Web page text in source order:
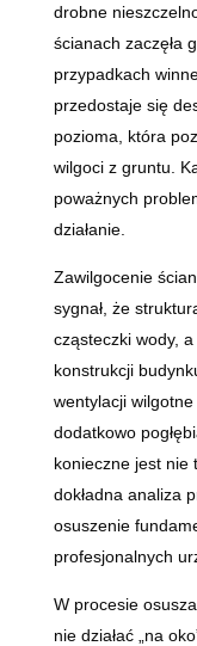
drobne
ścianach zaczęła
przypadkach
przedostaje się
pozioma, która
wilgoci z gruntu.
poważnych
działanie.
Zawilgocenie
sygnał, że
cząsteczki wody,
konstrukcji
wentylacji
dodatkowo
konieczne jest nie
dokładna analiza
osuszenie
profesjonalnych
W procesie
nie działać „na